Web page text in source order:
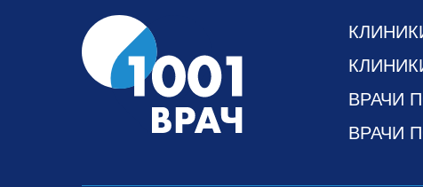
ВРАЧИ
ВРАЧИ